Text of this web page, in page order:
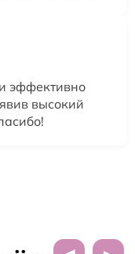
эффективно
высокий